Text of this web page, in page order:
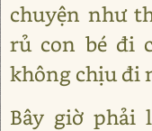
chuyện như
rủ con bé đi
không chịu đi
Bây giờ phải